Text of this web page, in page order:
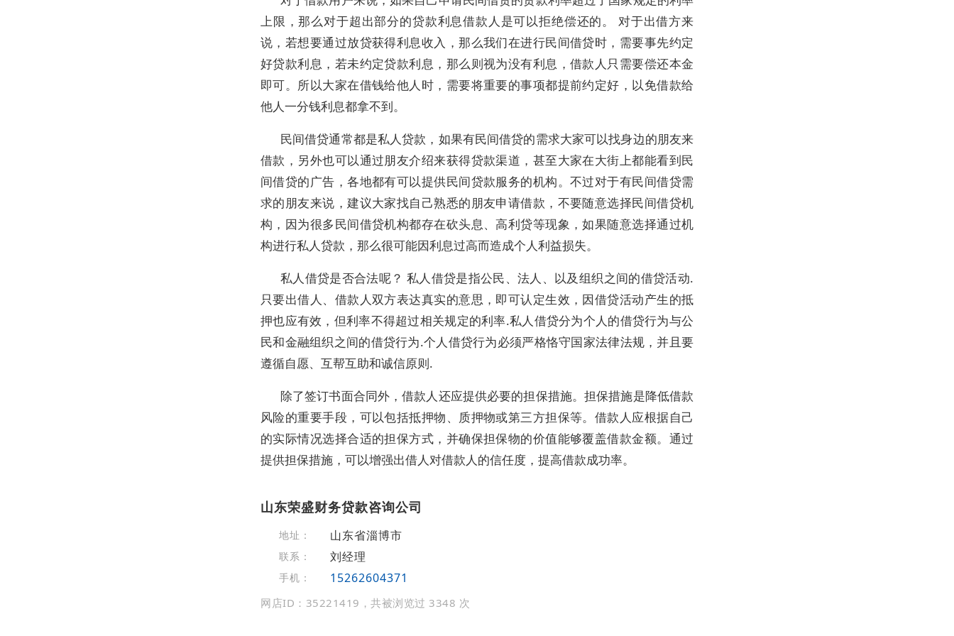
上限，那么对于超出部分的贷款利息借款人是可以拒绝偿还的。 对于出借方来
说，若想要通过放贷获得利息收入，那么我们在进行民间借贷时，需要事先约定
好贷款利息，若未约定贷款利息，那么则视为没有利息，借款人只需要偿还本金
即可。所以大家在借钱给他人时，需要将重要的事项都提前约定好，以免借款给
他人一分钱利息都拿不到。
民间借贷通常都是私人贷款，如果有民间借贷的需求大家可以找身边的朋友来
借款，另外也可以通过朋友介绍来获得贷款渠道，甚至大家在大街上都能看到民
间借贷的广告，各地都有可以提供民间贷款服务的机构。不过对于有民间借贷需
求的朋友来说，建议大家找自己熟悉的朋友申请借款，不要随意选择民间借贷机
构，因为很多民间借贷机构都存在砍头息、高利贷等现象，如果随意选择通过机
构进行私人贷款，那么很可能因利息过高而造成个人利益损失。
私人借贷是否合法呢？ 私人借贷是指公民、法人、以及组织之间的借贷活动.
只要出借人、借款人双方表达真实的意思，即可认定生效，因借贷活动产生的抵
押也应有效，但利率不得超过相关规定的利率.私人借贷分为个人的借贷行为与公
民和金融组织之间的借贷行为.个人借贷行为必须严格恪守国家法律法规，并且要
遵循自愿、互帮互助和诚信原则.
除了签订书面合同外，借款人还应提供必要的担保措施。担保措施是降低借款
风险的重要手段，可以包括抵押物、质押物或第三方担保等。借款人应根据自己
的实际情况选择合适的担保方式，并确保担保物的价值能够覆盖借款金额。通过
提供担保措施，可以增强出借人对借款人的信任度，提高借款成功率。
山东荣盛财务贷款咨询公司
地址： 山东省淄博市
联系： 刘经理
手机： 15262604371
网店ID：35221419，共被浏览过 3348 次